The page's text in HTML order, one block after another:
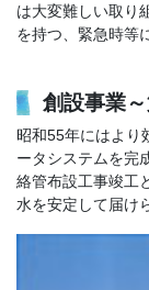
は大変難しい取り
を持つ、緊急時等
創設事業
昭和55年にはより
ータシステムを完
絡管布設工事竣工
水を安定して届け